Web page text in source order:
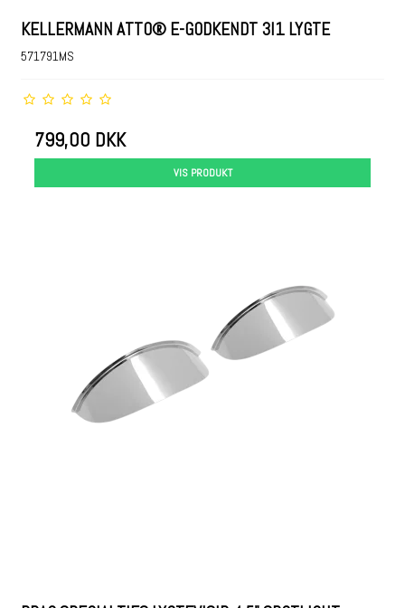
KELLERMANN ATTO® E-GODKENDT 3I1 LYGTE
571791MS
799,00 DKK
VIS PRODUKT